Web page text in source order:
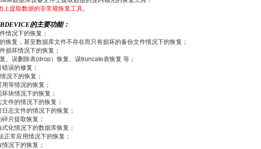
提取数据的非常规恢复工具。
的主要功能：
情况下的恢复；
恢复，甚至数据库文件不存在而只有损坏的备份文件情况下的恢复；
损坏情况下的恢复；
、误删除表(drop）恢复、误truncate表恢复 等；
误的修复；
况下的恢复；
等情况的恢复；
块情况下的恢复；
件的情况下的恢复；
志文件的情况下的恢复；
片提取恢复；
化情况下的数据库恢复；
常应用情况下的恢复；
况下的恢复；